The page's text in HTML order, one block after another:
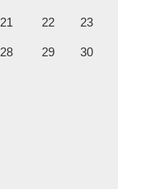
21 22 23
28 29 30